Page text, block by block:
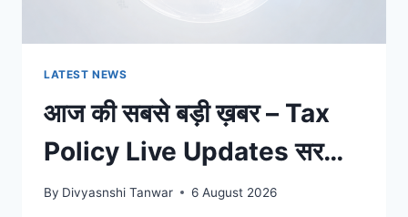
LATEST NEWS
आज की सबसे बड़ी ख़बर – Tax
Policy Live Updates सरकार
का बड़ा ऐलान, पल-पल की अपडेट्स
By Divyasnshi Tanwar 6 August 2026